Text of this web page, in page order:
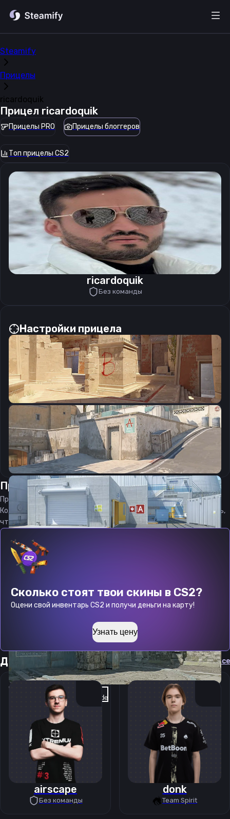
Steamify
Прицелы
ricardoquik
Прицел ricardoquik
Прицелы PRO Прицелы блоггеров
Топ прицелы CS2
ricardoquik
Без команды
Настройки прицела
Previous slide Next slide
CSGO-UZrV4-eP8c9-LmUde-TBvwm-zYYwP
Скопировать
Прицелрикардокуик от08.08.2026
Прицел ricardoquik является актуальным на08.08.2026
Код прицела
CS 2 стараемся еженедельно обновлять,
чтобы вы могли играть с актуальными настройками игрока.
Сколько стоят твои скины в CS2?
Оцени свой инвентарь CS2 и получи деньги на карту!
Узнать цену
Другие прицелы Cмотреть все
airscape
Без команды
donk
Team Spirit